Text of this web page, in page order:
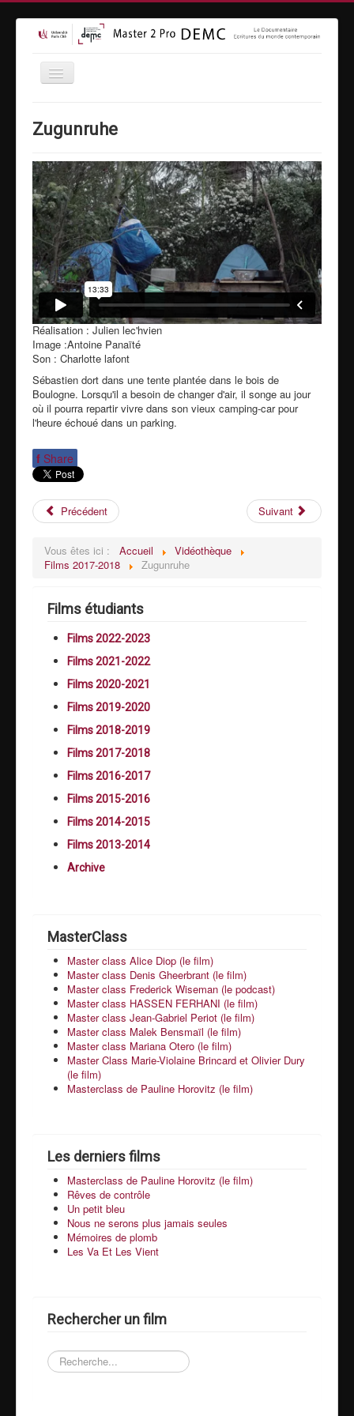
Formation
Inscriptions
Equipe
Vidéothèque
MasterClass
Moyens techniques
Espace entreprises
Contact
Zugunruhe
Réalisation : Julien lec'hvien
Image :Antoine Panaïté
Son : Charlotte lafont
Sébastien dort dans une tente plantée dans le bois de
Boulogne. Lorsqu'il a besoin de changer d'air, il songe au jour
où il pourra repartir vivre dans son vieux camping-car pour
l'heure échoué dans un parking.
f Share
Précédent Suivant
Vous êtes ici : Accueil
Vidéothèque
Films 2017-2018
Zugunruhe
Films étudiants
Films 2022-2023
Films 2021-2022
Films 2020-2021
Films 2019-2020
Films 2018-2019
Films 2017-2018
Films 2016-2017
Films 2015-2016
Films 2014-2015
Films 2013-2014
Archive
MasterClass
Master class Alice Diop (le film)
Master class Denis Gheerbrant (le film)
Master class Frederick Wiseman (le podcast)
Master class HASSEN FERHANI (le film)
Master class Jean-Gabriel Periot (le film)
Master class Malek Bensmaïl (le film)
Master class Mariana Otero (le film)
Master Class Marie-Violaine Brincard et Olivier Dury
(le film)
Masterclass de Pauline Horovitz (le film)
Les derniers films
Masterclass de Pauline Horovitz (le film)
Rêves de contrôle
Un petit bleu
Nous ne serons plus jamais seules
Mémoires de plomb
Les Va Et Les Vient
Rechercher un film
un
film